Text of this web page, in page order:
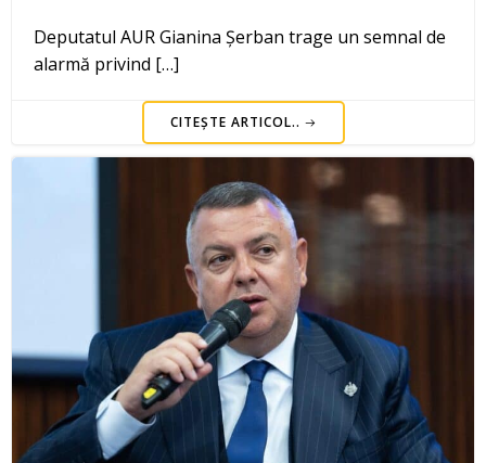
Deputatul AUR Gianina Șerban trage un semnal de
alarmă privind […]
CITEȘTE ARTICOL..